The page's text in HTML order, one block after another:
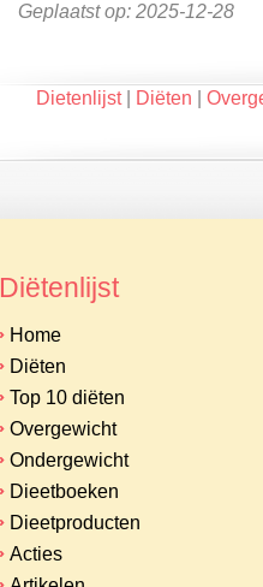
Geplaatst op: 2025-12-28
Dietenlijst| Diëten
Diëtenlijst
Home
Diëten
Top 10 diëten
Overgewicht
Ondergewicht
Dieetboeken
Dieetproducten
Acties